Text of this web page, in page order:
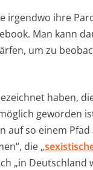
irgendwo ihre
Man kann
um zu
haben,
geworden
auf so einem
die „
„in Deutschland